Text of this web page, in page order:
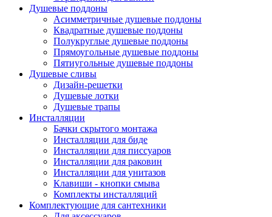
Душевые поддоны
Асимметричные душевые поддоны
Квадратные душевые поддоны
Полукруглые душевые поддоны
Прямоугольные душевые поддоны
Пятиугольные душевые поддоны
Душевые сливы
Дизайн-решетки
Душевые лотки
Душевые трапы
Инсталляции
Бачки скрытого монтажа
Инсталляции для биде
Инсталляции для писсуаров
Инсталляции для раковин
Инсталляции для унитазов
Клавиши - кнопки смыва
Комплекты инсталляций
Комплектующие для сантехники